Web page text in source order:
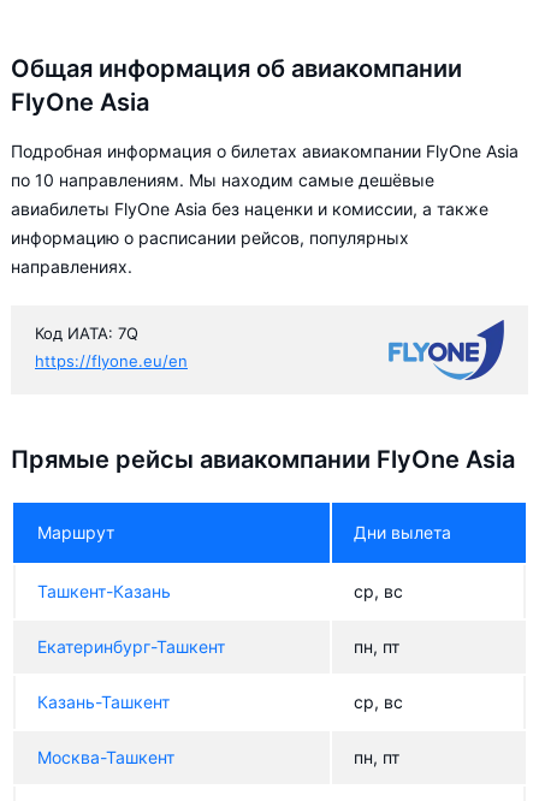
Общая информация об авиакомпании
FlyOne Asia
Подробная информация о билетах авиакомпании FlyOne Asia
по 10 направлениям. Мы находим самые дешёвые
авиабилеты FlyOne Asia без наценки и комиссии, а также
информацию о расписании рейсов, популярных
направлениях.
Код ИАТА: 7Q
https://flyone.eu/en
Прямые рейсы авиакомпании FlyOne Asia
Маршрут Дни вылета
Ташкент-Казань ср, вс
Екатеринбург-Ташкент пн, пт
Казань-Ташкент ср, вс
Москва-Ташкент пн, пт